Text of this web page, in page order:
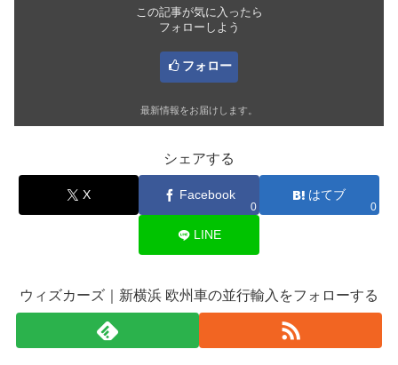
この記事が気に入ったら
フォローしよう
フォロー
最新情報をお届けします。
シェアする
X Facebook
0
はてブ
0
LINE
ウィズカーズ｜新横浜 欧州車の並行輸入をフォローする